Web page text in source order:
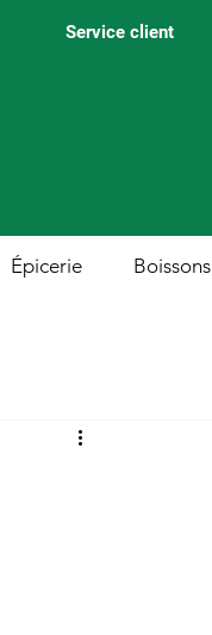
Service client
Épicerie Boissons